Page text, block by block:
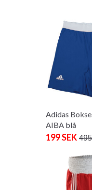
Adidas
AIBA blå
199 SEK